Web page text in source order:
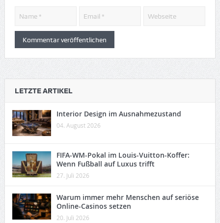
LETZTE ARTIKEL
Interior Design im Ausnahmezustand
04. August 2026
FIFA-WM-Pokal im Louis-Vuitton-Koffer:
Wenn Fußball auf Luxus trifft
27. Juli 2026
Warum immer mehr Menschen auf seriöse
Online-Casinos setzen
20. Juli 2026